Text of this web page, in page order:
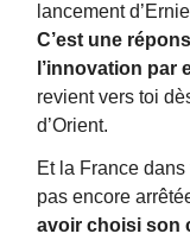
lancement
C’est une
l’innovation par
revient vers toi
d’Orient.
Et la France
pas encore
avoir choisi son